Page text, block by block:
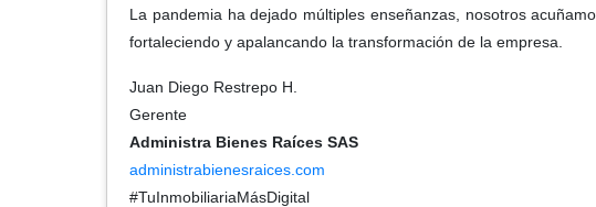
La pandemia ha dejado múltiples enseñanzas, nosotros
fortaleciendo y apalancando la transformación de la empresa.
Juan Diego Restrepo H.
Gerente
Administra Bienes Raíces SAS
administrabienesraices.com
#TuInmobiliariaMásDigital